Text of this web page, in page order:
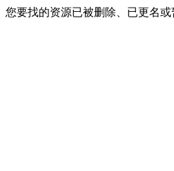
您要找的资源已被删除、已更名